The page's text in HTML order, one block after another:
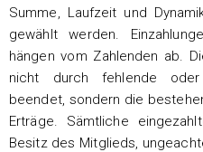
Summe, Laufzeit und
gewählt werden.
hängen vom Zahlenden ab.
nicht durch fehlende oder
beendet, sondern die
Erträge. Sämtliche
Besitz des Mitglieds,